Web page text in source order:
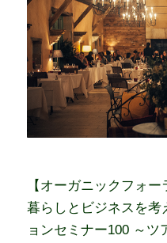
【オーガニックフォー
暮らしとビジネスを考
ョンセミナー100 ～ツ